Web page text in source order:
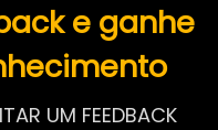
e ganhe
UM FEEDBACK